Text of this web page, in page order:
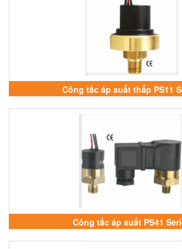
Công tắc áp suất thấp PS11
Công tắc áp suất PS41